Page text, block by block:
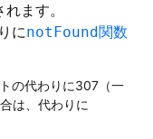
ます。
にnotFound関数
の代わりに307（一
は、代わりに